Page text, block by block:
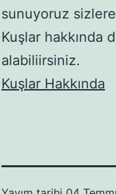
sunuyoruz
Kuşlar hakkında
alabiliirsiniz.
Kuşlar Hakkında